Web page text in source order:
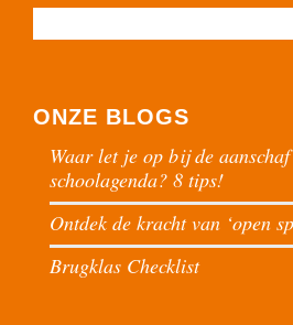
ONZE BLOGS
Waar let je op bij de
schoolagenda? 8 tips!
Ontdek de kracht van ‘open
Brugklas Checklist